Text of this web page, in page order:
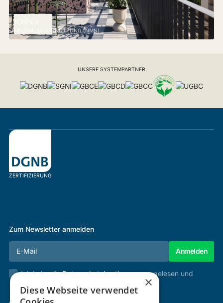
NEUBAU MISCHNUTZUNG (NMN)
UNSERE SYSTEMPARTNER
ZERTIFIZIERUNG
Zum Newsletter anmelden
Ich habe dieDatenschutzbestimmungengelesen und
×
Diese Webseite verwendet